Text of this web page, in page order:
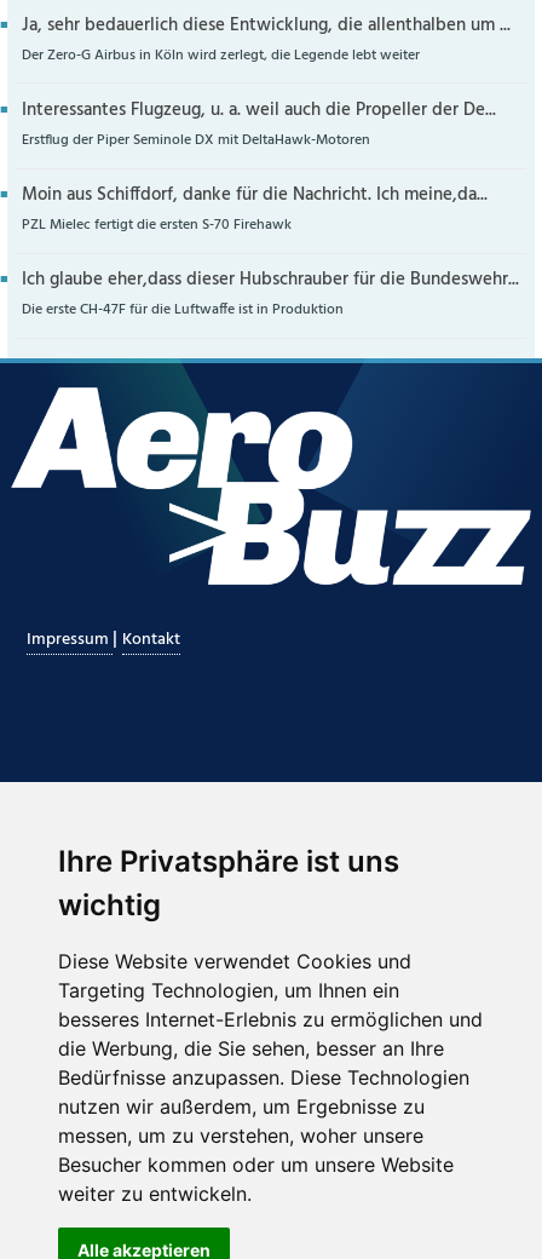
Ihre Privatsphäre ist uns
wichtig
Diese Website verwendet Cookies und
Targeting Technologien, um Ihnen ein
besseres Internet-Erlebnis zu ermöglichen und
die Werbung, die Sie sehen, besser an Ihre
Bedürfnisse anzupassen. Diese Technologien
nutzen wir außerdem, um Ergebnisse zu
messen, um zu verstehen, woher unsere
Besucher kommen oder um unsere Website
weiter zu entwickeln.
Alle akzeptieren
Ja, sehr bedauerlich diese Entwicklung, die allenthalben um ...
Der Zero-G Airbus in Köln wird zerlegt, die Legende lebt weiter
Interessantes Flugzeug, u. a. weil auch die Propeller der De...
Erstflug der Piper Seminole DX mit DeltaHawk-Motoren
Moin aus Schiffdorf, danke für die Nachricht. Ich meine,da...
PZL Mielec fertigt die ersten S-70 Firehawk
Ich glaube eher,dass dieser Hubschrauber für die Bundeswehr...
Die erste CH-47F für die Luftwaffe ist in Produktion
Impressum | Kontakt
Hier finden Sie uns auch
Abonnieren Sie unseren Newsletter
Email*